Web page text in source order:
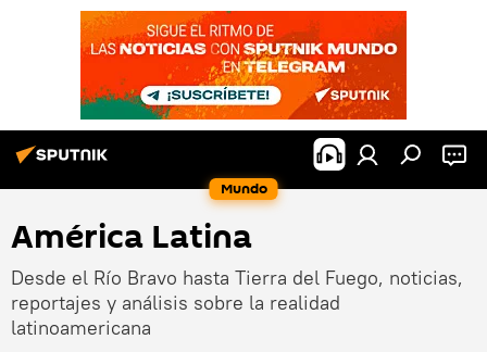
Mundo
América Latina
Desde el Río Bravo hasta Tierra del Fuego, noticias,
reportajes y análisis sobre la realidad
latinoamericana